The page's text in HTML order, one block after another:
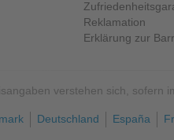
Reklamation
Erklärung zur
verstehen sich, sofern
Deutschland España